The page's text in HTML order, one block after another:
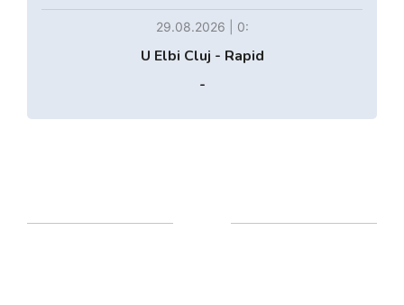
29.08.2026 | 0:
U Elbi Cluj - Rapid
-